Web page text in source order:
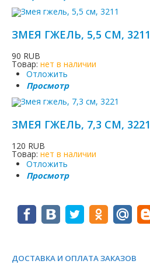
ЗМЕЯ ГЖЕЛЬ, 5,5 СМ, 3211
90 RUB
Товар: нет в наличии
Отложить
Просмотр
ЗМЕЯ ГЖЕЛЬ, 7,3 СМ, 3221
120 RUB
Товар: нет в наличии
Отложить
Просмотр
ДОСТАВКА И ОПЛАТА ЗАКАЗОВ